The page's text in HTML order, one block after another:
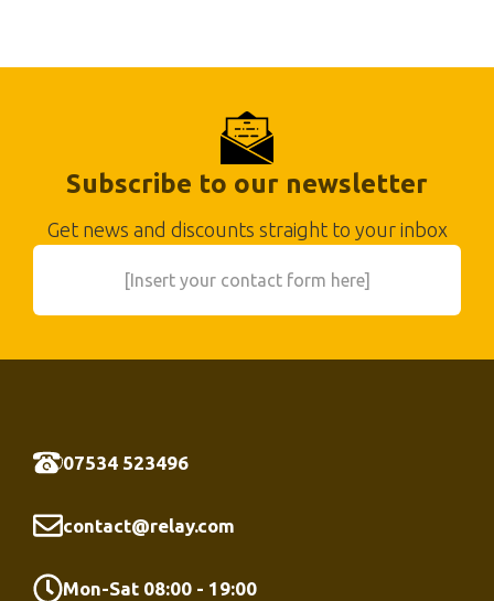
Subscribe to our newsletter
Get news and discounts straight to your inbox
[Insert your contact form here]
07534 523496
contact@relay.com
Mon-Sat 08:00 - 19:00